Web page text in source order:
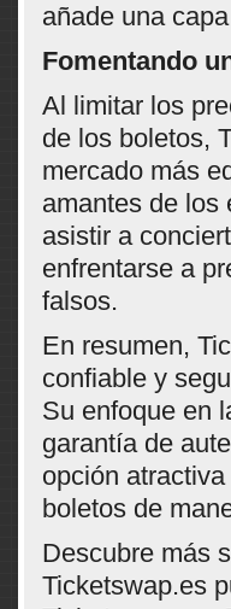
añade una
Fomentando
Al limitar los
de los boletos,
mercado más
amantes de los
asistir a
enfrentarse a
falsos.
En resumen,
confiable y
Su enfoque en
garantía de
opción
boletos de
Descubre más
Ticketswap.es